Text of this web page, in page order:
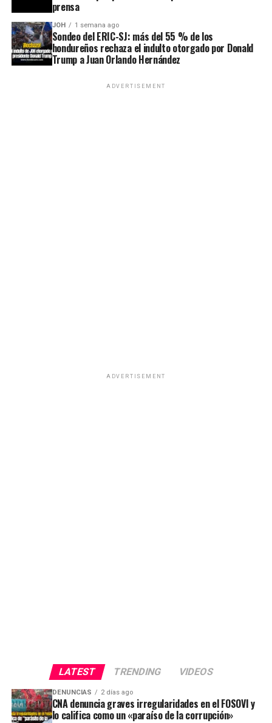
prensa
JOH 1 semana ago
Sondeo del ERIC-SJ: más del 55 % de los
hondureños rechaza el indulto otorgado por Donald
Trump a Juan Orlando Hernández
ADVERTISEMENT
ADVERTISEMENT
LATEST TRENDING VIDEOS
DENUNCIAS 2 días ago
CNA denuncia graves irregularidades en el FOSOVI y
lo califica como un «paraíso de la corrupción»